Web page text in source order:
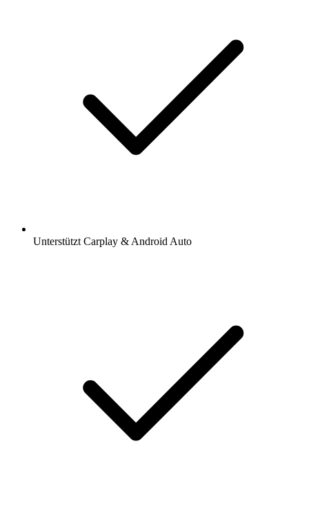
Unterstützt Carplay & Android Auto